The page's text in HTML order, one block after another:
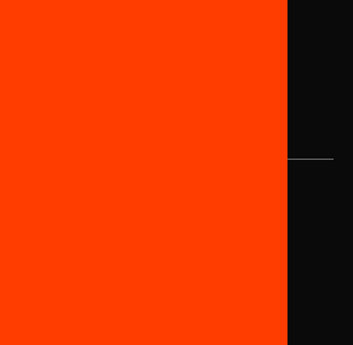
Hub Social
08010 Barcelona